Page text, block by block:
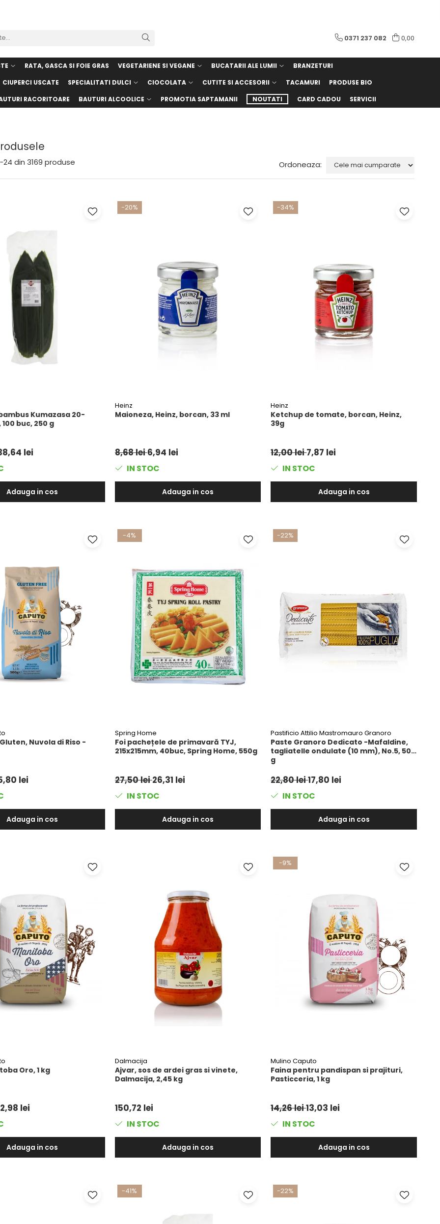
0371 237 082 0,00
RATA, GASCA SI FOIE GRAS VEGETARIENE SI VEGANE BUCATARII ALE LUMII
BRANZETURI
CIUPERCI USCATE SPECIALITATI DULCI CIOCOLATA CUTITE SI ACCESORII TACAMURI
PRODUSE BIO
RACORITOARE BAUTURI ALCOOLICE PROMOTIA SAPTAMANII NOUTATI CARD CADOU SERVICII
24 din 3169 produse Ordoneaza:
Kumazasa 20-
buc, 250 g
lei
Adauga in cos
-20%
Heinz
Maioneza, Heinz, borcan, 33 ml
8,68 lei6,94 lei
IN STOC
Adauga in cos
-34%
Heinz
Ketchup de tomate, borcan, Heinz,
39g
12,00 lei7,87 lei
IN STOC
Adauga in cos
Nuvola di Riso -
lei
Adauga in cos
-4%
Spring Home
Foi pachețele de primavară TYJ,
215x215mm, 40buc, Spring Home, 550g
27,50 lei26,31 lei
IN STOC
Adauga in cos
-22%
Pastificio Attilio Mastromauro Granoro
Paste Granoro Dedicato -Mafaldine,
tagliatelle ondulate (10 mm), No.5, 500
g
22,80 lei17,80 lei
IN STOC
Adauga in cos
Oro, 1 kg
lei
Adauga in cos
Dalmacija
Ajvar, sos de ardei gras si vinete,
Dalmacija, 2,45 kg
150,72 lei
IN STOC
Adauga in cos
-9%
Mulino Caputo
Faina pentru pandispan si prajituri,
Pasticceria, 1 kg
14,26 lei13,03 lei
IN STOC
Adauga in cos
-41% -22%